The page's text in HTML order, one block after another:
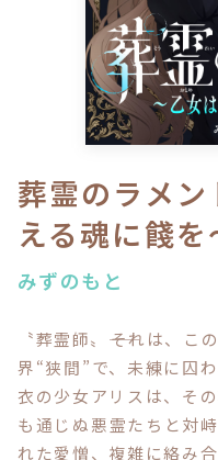
コ
葬霊のラメ
える魂に餞を
みずのもと
〝葬霊師〟――それは、
界“狭間”で、未練に囚
衣の少女アリスは、そ
も通じぬ悪霊たちと対
れた愛憎、複雑に絡み